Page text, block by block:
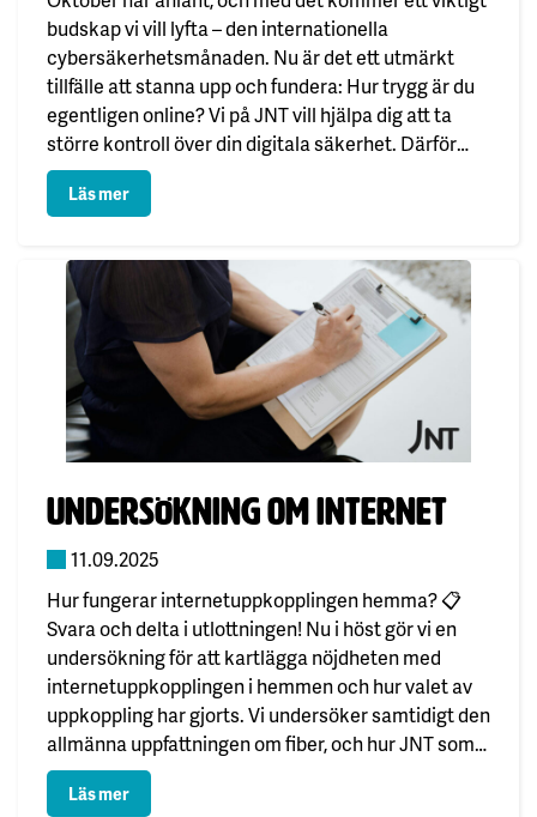
budskap vi vill lyfta – den internationella
cybersäkerhetsmånaden. Nu är det ett utmärkt
tillfälle att stanna upp och fundera: Hur trygg är du
egentligen online? Vi på JNT vill hjälpa dig att ta
större kontroll över din digitala säkerhet. Därför
lyfter vi nedan fram några av de…
Läs mer: Cybersäkerhetsmånaden påminner: du kan aldrig
Undersökning om internet
Publicerad:
11.09.2025
Hur fungerar internetuppkopplingen hemma? 📋
Svara och delta i utlottningen! Nu i höst gör vi en
undersökning för att kartlägga nöjdheten med
internetuppkopplingen i hemmen och hur valet av
uppkoppling har gjorts. Vi undersöker samtidigt den
allmänna uppfattningen om fiber, och hur JNT som
fiberbolag uppfattas. Du får också möjlighet att föra
fram din egen åsikt…
Läs mer: Undersökning om internet